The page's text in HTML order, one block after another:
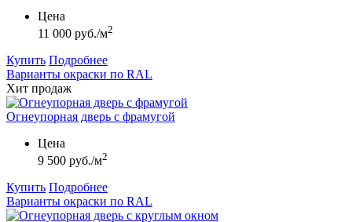
Цена
11 000 руб./м2
Купить Подробнее
Варианты окраски по RAL
Хит продаж
Огнеупорная дверь с фрамугой
Цена
9 500 руб./м2
Купить Подробнее
Варианты окраски по RAL